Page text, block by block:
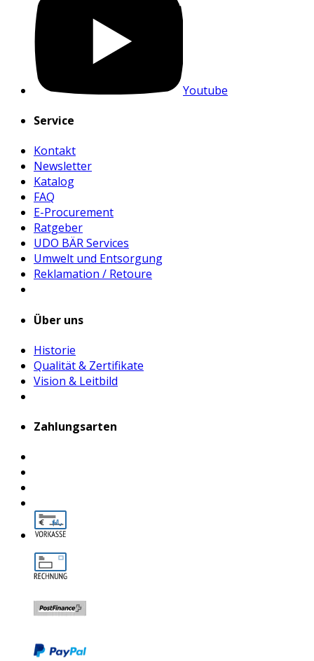
Youtube
Service
Kontakt
Newsletter
Katalog
FAQ
E-Procurement
Ratgeber
UDO BÄR Services
Umwelt und Entsorgung
Reklamation / Retoure
Über uns
Historie
Qualität & Zertifikate
Vision & Leitbild
Zahlungsarten